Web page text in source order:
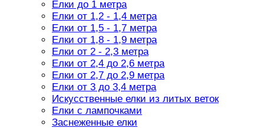
Елки до 1 метра
Елки от 1,2 - 1,4 метра
Елки от 1,5 - 1,7 метра
Елки от 1,8 - 1,9 метра
Елки от 2 - 2,3 метра
Елки от 2,4 до 2,6 метра
Елки от 2,7 до 2,9 метра
Елки от 3 до 3,4 метра
Искусственные елки из литых веток
Елки с лампочками
Заснеженные елки